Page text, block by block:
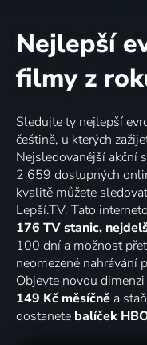
Nejlepší
filmy z
Sledujte ty nejlepší
češtině, u kterých
Nejsledovanější akční
2 659 dostupných
kvalitě můžete
Lepší.TV. Tato
176 TV stanic,
100 dní a možnost
neomezené nahrávání
Objevte novou
149 Kč měsíčně a
dostanete balíček